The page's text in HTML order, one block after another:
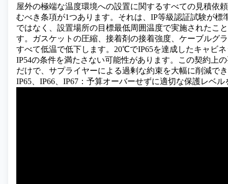
屋外の極端な温度環境への設置に関するすべての見積依
むべき条項が1つあります。それは、IP等級認証試験が
ではなく、設置場所の目標最低周囲温度で実施されたこ
す。ガスケットの圧縮、接着剤の接着強度、ケーブルグ
すべて低温で低下します。20℃でIP65を達成したキャビ
IP54の条件を満たさない可能性があります。この契約上
だけで、サプライヤーによる過剰な約束を大幅に削減で
IP65、IP66、IP67：予算オーバーせずに適切な保護レベル